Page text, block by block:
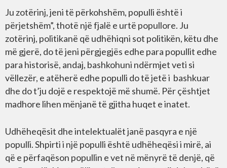
Ju zotërinj, jeni të përkohshëm, populli është i
përjetshëm”, thotë një fjalë e urtë popullore. Ju
zotërinj, politikanë që udhëhiqni sot politikën, këtu dhe
më gjerë, do të jeni përgjegjës edhe para popullit edhe
para historisë, andaj, bashkohuni ndërmjet veti si
vëllezër, e atëherë edhe populli do të jetë i bashkuar
dhe do t’ju dojë e respektojë më shumë. Për çështjet
madhore lihen mënjanë të gjitha huqet e inatet.
Udhëheqësit dhe intelektualët janë pasqyra e një
populli. Shpirti i një populli është udhëheqësi i mirë, ai
që e përfaqëson popullin e vet në mënyrë të denjë, që